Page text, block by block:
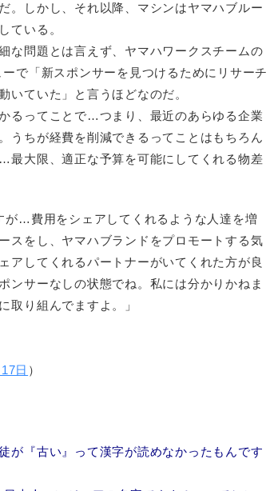
。しかし、それ以降、マシンはヤマハブルー
ている。
な問題とは言えず、ヤマハワークスチームの
で「新スポンサーを見つけるためにリサーチ
いていた」と言うほどなのだ。
るってことで…つまり、最近のあらゆる企業
うちが経費を削減できるってことはもちろん
最大限、適正な予算を可能にしてくれる物差
が…費用をシェアしてくれるような人達を増
スをし、ヤマハブランドをプロモートする気
アしてくれるパートナーがいてくれた方が良
サーなしの状態でね。私には分かりかねま
取り組んでますよ。」
日 ）
『古い』って漢字が読めなかったもんです